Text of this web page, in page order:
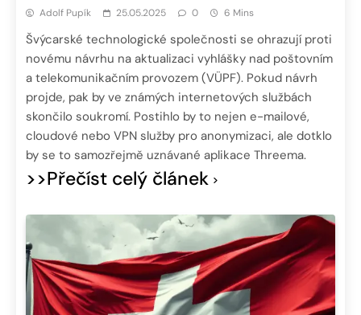
Adolf Pupík 25.05.2025 0 6 Mins
Švýcarské technologické společnosti se ohrazují proti
novému návrhu na aktualizaci vyhlášky nad poštovním
a telekomunikačním provozem (VÜPF). Pokud návrh
projde, pak by ve známých internetových službách
skončilo soukromí. Postihlo by to nejen e-mailové,
cloudové nebo VPN služby pro anonymizaci, ale dotklo
by se to samozřejmě uznávané aplikace Threema.
>>Přečíst celý článek